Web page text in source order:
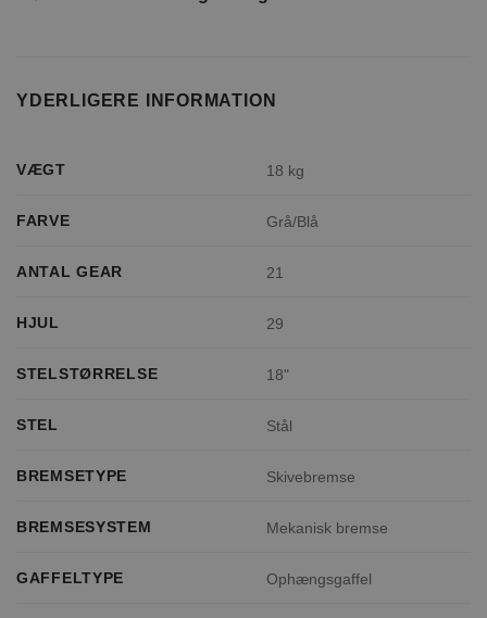
YDERLIGERE INFORMATION
VÆGT 18 kg
FARVE Grå/Blå
ANTAL GEAR 21
HJUL 29
STELSTØRRELSE 18"
STEL Stål
BREMSETYPE Skivebremse
BREMSESYSTEM Mekanisk bremse
GAFFELTYPE Ophængsgaffel